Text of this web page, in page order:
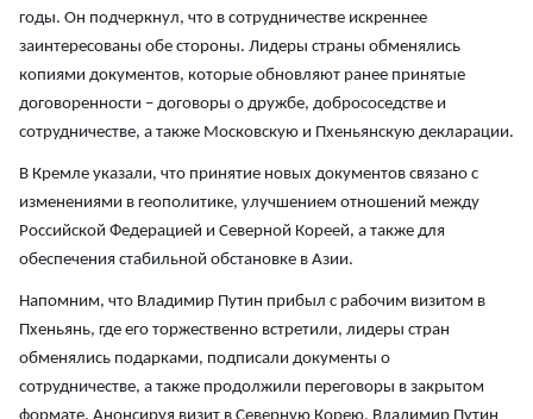
годы. Он подчеркнул, что в сотрудничестве искреннее
заинтересованы обе стороны. Лидеры страны обменялись
копиями документов, которые обновляют ранее принятые
договоренности – договоры о дружбе, добрососедстве и
сотрудничестве, а также Московскую и Пхеньянскую декларации.
В Кремле указали, что принятие новых документов связано с
изменениями в геополитике, улучшением отношений между
Российской Федерацией и Северной Кореей, а также для
обеспечения стабильной обстановке в Азии.
Напомним, что Владимир Путин прибыл с рабочим визитом в
Пхеньянь, где его торжественно встретили, лидеры стран
обменялись подарками, подписали документы о
сотрудничестве, а также продолжили переговоры в закрытом
формате. Анонсируя визит в Северную Корею, Владимир Путин